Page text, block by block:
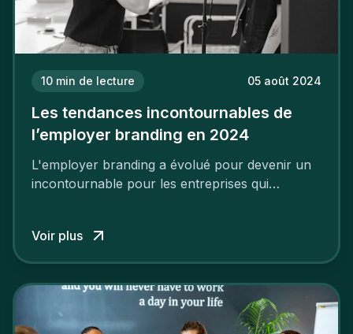
10 min de lecture 05 août 2024
Les tendances incontournables de
l’employer branding en 2024
L'employer branding a évolué pour devenir un
incontournable pour les entreprises qui
Voir plus